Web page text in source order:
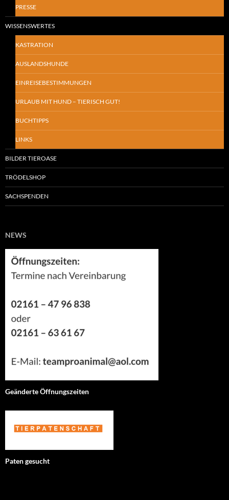
PRESSE
WISSENSWERTES
KASTRATION
AUSLANDSHUNDE
EINREISEBESTIMMUNGEN
URLAUB MIT HUND – TIERISCH GUT!
BUCHTIPPS
LINKS
BILDER TIEROASE
TRÖDELSHOP
SACHSPENDEN
NEWS
Geänderte Öffnungszeiten
Paten gesucht